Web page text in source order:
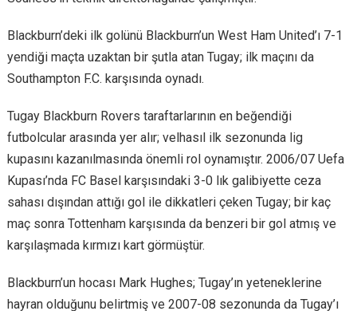
Blackburn’deki ilk golünü Blackburn’un West Ham United’ı 7-1
yendiği maçta uzaktan bir şutla atan Tugay; ilk maçını da
Southampton F.C. karşısında oynadı.
Tugay Blackburn Rovers taraftarlarının en beğendiği
futbolcular arasında yer alır; velhasıl ilk sezonunda lig
kupasını kazanılmasında önemli rol oynamıştır. 2006/07 Uefa
Kupası’nda FC Basel karşısındaki 3-0 lık galibiyette ceza
sahası dışından attığı gol ile dikkatleri çeken Tugay; bir kaç
maç sonra Tottenham karşısında da benzeri bir gol atmış ve
karşılaşmada kırmızı kart görmüştür.
Blackburn’un hocası Mark Hughes; Tugay’ın yeteneklerine
hayran olduğunu belirtmiş ve 2007-08 sezonunda da Tugay’ı